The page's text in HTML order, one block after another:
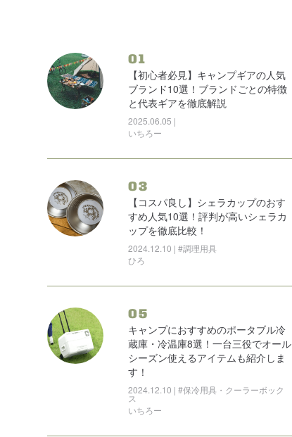
01
【初心者必見】キャンプギアの人気
ブランド10選！ブランドごとの特徴
と代表ギアを徹底解説
2025.06.05 |
いちろー
03
【コスパ良し】シェラカップのおす
すめ人気10選！評判が高いシェラカ
ップを徹底比較！
2024.12.10 | #調理用具
ひろ
05
キャンプにおすすめのポータブル冷
蔵庫・冷温庫8選！一台三役でオール
シーズン使えるアイテムも紹介しま
す！
2024.12.10 | #保冷用具・クーラーボック
ス
いちろー